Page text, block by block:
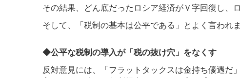
その結果、どん底だったロシア経済がＶ字回復し、
そして、「税制の基本は公平である」とよく言われ
◆公平な税制の導入が「税の抜け穴」をなくす
反対意見には、「フラットタックスは金持ち優遇